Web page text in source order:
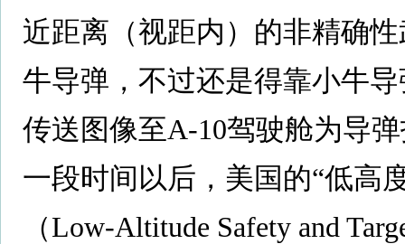
近距离（视距内）的非精确
牛导弹，不过还是得靠小牛
传送图像至A-10驾驶舱为导
一段时间以后，美国的“低高
（Low-Altitude Safety and